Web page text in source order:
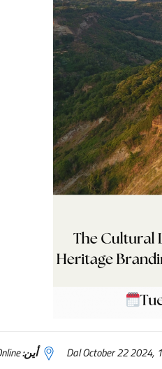
أين:Online